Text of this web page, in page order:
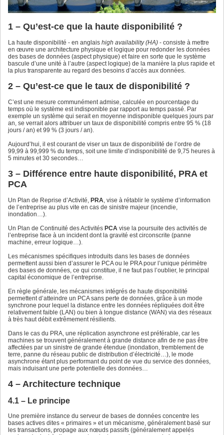
1 – Qu’est-ce que la haute disponibilité ?
La haute disponibilité - en anglais high availability (HA) - consiste à mettre
en œuvre une architecture physique et logique pour redonder les données
des bases de données (aspect physique) et faire en sorte que le système
bascule d’une unité à l’autre (aspect logique) de la manière la plus rapide et
la plus transparente au regard des besoins d’accès aux données.
2 – Qu’est-ce que le taux de disponibilité ?
C’est une mesure communément admise, calculée en pourcentage du
temps où le système est indisponible par rapport au temps passé. Par
exemple un système qui serait en moyenne indisponible quelques jours par
an, se verrait alors attribuer un taux de disponibilité compris entre 95 % (18
jours / an) et 99 % (3 jours / an).
Aujourd’hui, il est courant de viser un taux de disponibilité de l’ordre de
99,99 à 99,999 % du temps, soit une limite d’indisponibilité de 9,75 heures à
5 minutes et 30 secondes…
3 – Différence entre haute disponibilité, PRA et
PCA
Un Plan de Reprise d’Activité, PRA, vise à rétablir le système d’information
de l’entreprise au plus vite en cas de sinistre majeur (incendie,
inondation…).
Un Plan de Continuité des Activités PCA vise la poursuite des activités de
l’entreprise face à un incident dont la gravité est circonscrite (panne
machine, erreur logique…).
Les mécanismes spécifiques introduits dans les bases de données
permettent aussi bien d’assurer le PCA ou le PRA pour l’unique périmètre
des bases de données, ce qui constitue, il ne faut pas l’oublier, le principal
capital économique de l’entreprise.
En règle générale, les mécanismes intégrés de haute disponibilité
permettent d’atteindre un PCA sans perte de données, grâce à un mode
synchrone pour lequel la distance entre les données répliquées doit être
relativement faible (LAN) ou bien à longue distance (WAN) via des réseaux
à très haut débit extrêmement résilients.
Dans le cas du PRA, une réplication asynchrone est préférable, car les
machines se trouvent généralement à grande distance afin de ne pas être
affectées par un sinistre de grande étendue (inondation, tremblement de
terre, panne du réseau public de distribution d’électricité…), le mode
asynchrone étant plus performant du point de vue du service des données,
mais induisant une perte potentielle des données…
4 – Architecture technique
4.1 – Le principe
Une première instance du serveur de bases de données concentre les
bases actives dites « primaires » et un mécanisme, généralement basé sur
les transactions, propage aux nœuds passifs (généralement appelés